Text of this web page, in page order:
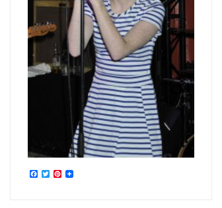
Facebook
TwitterPinterest